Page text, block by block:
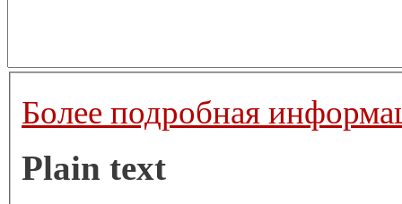
Более подробная
Plain text